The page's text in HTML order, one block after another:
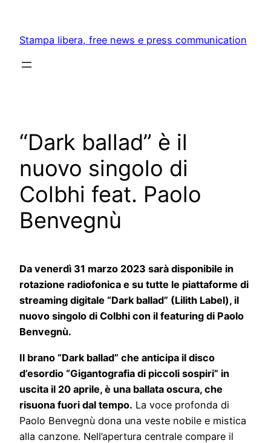
content
Stampa libera, free news e press communication
“Dark ballad” è il
nuovo singolo di
Colbhi feat. Paolo
Benvegnù
Da venerdì 31 marzo 2023 sarà disponibile in
rotazione radiofonica e su tutte le piattaforme di
streaming digitale “Dark ballad” (Lilith Label), il
nuovo singolo di Colbhi con il featuring di Paolo
Benvegnù.
Il brano “Dark ballad” che anticipa il disco
d’esordio “Gigantografia di piccoli sospiri” in
uscita il 20 aprile, è una ballata oscura, che
risuona fuori dal tempo. La voce profonda di
Paolo Benvegnù dona una veste nobile e mistica
alla canzone. Nell’apertura centrale compare il